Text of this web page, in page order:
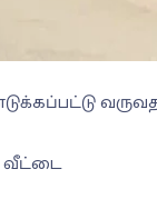
வீட்டை